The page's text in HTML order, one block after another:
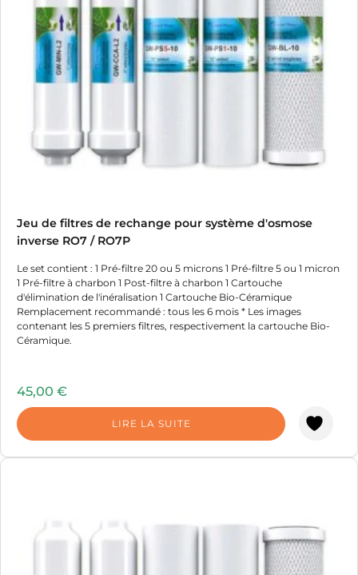
Jeu de filtres de rechange pour système d'osmose
inverse RO7 / RO7P
Le set contient : 1 Pré-filtre 20 ou 5 microns 1 Pré-filtre 5 ou 1 micron
1 Pré-filtre à charbon 1 Post-filtre à charbon 1 Cartouche
d'élimination de l'inéralisation 1 Cartouche Bio-Céramique
Remplacement recommandé : tous les 6 mois * Les images
contenant les 5 premiers filtres, respectivement la cartouche Bio-
Céramique.
45,00 €
LIRE LA SUITE